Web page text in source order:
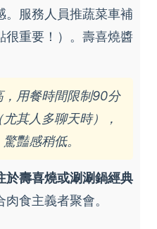
。服務人員推蔬菜車補
很重要！）。壽喜燒醬
用餐時間限制90分
其人多聊天時），
豔感稍低。
於壽喜燒或涮涮鍋經典
肉食主義者聚會。